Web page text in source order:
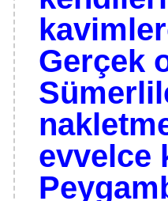
Gerçek
evvelce